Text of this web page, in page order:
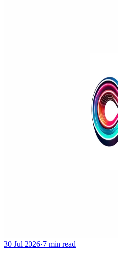
30 Jul 2026·7 min read